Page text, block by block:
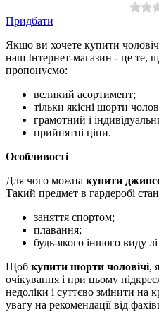
Придбати
Якщо ви хочете купити
наш Інтернет-магазин - це те,
пропонуємо:
великий асортимент;
тільки якісні шорти
грамотний і
прийнятні ціни.
Особливості
Для чого можна купити
Такий предмет в гардеробі
заняття спортом;
плавання;
будь-якого іншого виду
Щоб купити шорти чоловічі,
очікування і при цьому
недоліки і суттєво змінити на
увагу на рекомендації від